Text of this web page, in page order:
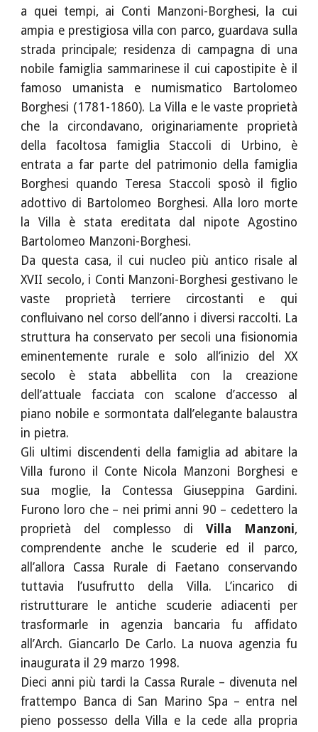
a quei tempi, ai Conti Manzoni-Borghesi, la cui
ampia e prestigiosa villa con parco, guardava sulla
strada principale; residenza di campagna di una
nobile famiglia sammarinese il cui capostipite è il
famoso umanista e numismatico Bartolomeo
Borghesi (1781-1860). La Villa e le vaste proprietà
che la circondavano, originariamente proprietà
della facoltosa famiglia Staccoli di Urbino, è
entrata a far parte del patrimonio della famiglia
Borghesi quando Teresa Staccoli sposò il figlio
adottivo di Bartolomeo Borghesi. Alla loro morte
la Villa è stata ereditata dal nipote Agostino
Bartolomeo Manzoni-Borghesi.
Da questa casa, il cui nucleo più antico risale al
XVII secolo, i Conti Manzoni-Borghesi gestivano le
vaste proprietà terriere circostanti e qui
confluivano nel corso dell’anno i diversi raccolti. La
struttura ha conservato per secoli una fisionomia
eminentemente rurale e solo all’inizio del XX
secolo è stata abbellita con la creazione
dell’attuale facciata con scalone d’accesso al
piano nobile e sormontata dall’elegante balaustra
in pietra.
Gli ultimi discendenti della famiglia ad abitare la
Villa furono il Conte Nicola Manzoni Borghesi e
sua moglie, la Contessa Giuseppina Gardini.
Furono loro che – nei primi anni 90 – cedettero la
proprietà del complesso di Villa Manzoni,
comprendente anche le scuderie ed il parco,
all’allora Cassa Rurale di Faetano conservando
tuttavia l’usufrutto della Villa. L’incarico di
ristrutturare le antiche scuderie adiacenti per
trasformarle in agenzia bancaria fu affidato
all’Arch. Giancarlo De Carlo. La nuova agenzia fu
inaugurata il 29 marzo 1998.
Dieci anni più tardi la Cassa Rurale – divenuta nel
frattempo Banca di San Marino Spa – entra nel
pieno possesso della Villa e la cede alla propria